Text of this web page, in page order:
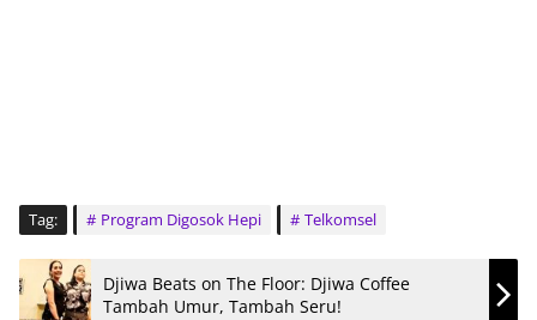
Tag: Program Digosok Hepi Telkomsel
Djiwa Beats on The Floor: Djiwa Coffee
Tambah Umur, Tambah Seru!